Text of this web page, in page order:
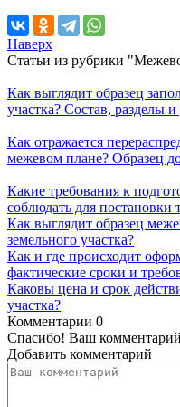
Наверх
Статьи из рубрики
Как выглядит образец
участка? Состав, разделы
Как отражается
межевом плане? Образец
Какие требования к
соблюдать для постановки
Как выглядит образец
земельного участка?
Как и где происходит
фактические сроки и
Каковы цена и срок
участка?
Комментарии 0
Спасибо! Ваш
Добавить комментарий